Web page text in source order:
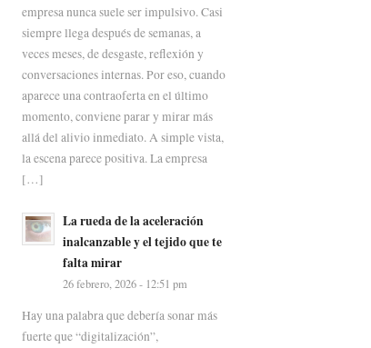
empresa nunca suele ser impulsivo. Casi
siempre llega después de semanas, a
veces meses, de desgaste, reflexión y
conversaciones internas. Por eso, cuando
aparece una contraoferta en el último
momento, conviene parar y mirar más
allá del alivio inmediato. A simple vista,
la escena parece positiva. La empresa
[…]
La rueda de la aceleración
inalcanzable y el tejido que te
falta mirar
26 febrero, 2026 - 12:51 pm
Hay una palabra que debería sonar más
fuerte que “digitalización”,